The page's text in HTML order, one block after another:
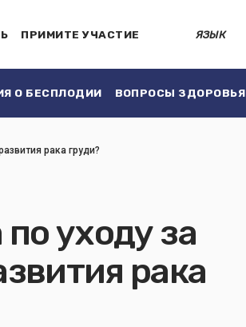
ПРИМИТЕ УЧАСТИЕ ЯЗЫК
О БЕСПЛОДИИ ВОПРОСЫ ЗДОРОВЬЯ
рака груди?
уходу за
рака